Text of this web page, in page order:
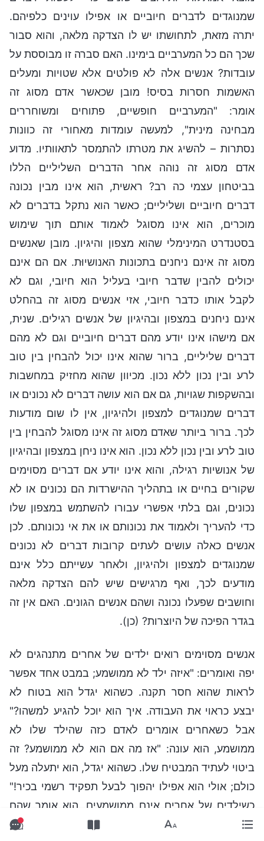
שמנוגדים לדברים חיוביים או אפילו עוינים כלפיהם.
יתרה מזאת, לתחושתו יש לו הצדקה מלאה, והוא סבור
שכך הם כל המערביים בימינו. האם סברה זו מבוססת על
עובדות? אנשים אלה לא פולטים אלא שטויות ומעלים
האשמות חסרות בסיס! מובן שכאשר אדם מסוג זה
אומר: "המערביים חופשיים, פתוחים ומשוחררים
מבחינה מינית", למעשה עומדות מאחורי זה כוונות
נסתרות – להשיג את מטרתו להתמסר לתאוותיו. מדוע
אדם מסוג זה נוהה אחר הדברים השליליים הללו
בביטחון עצמי כה רב? ראשית, הוא אינו מבין נכונה
דברים חיוביים ושליליים; כאשר הוא נתקל בדברים לא
מוכרים, הוא אינו מסוגל לאמוד אותם תוך שימוש
בסטנדרט המינימלי שהוא מצפון והיגיון. מובן שאנשים
מסוג זה אינם ניחנים בתכונות האנושיוּת. אם הם אינם
יכולים להבין שדבר חיובי בעליל הוא חיובי, וגם לא
לקבל אותו כדבר חיובי, אזי אנשים מסוג זה בהחלט
אינם ניחנים במצפון ובהיגיון של אנשים רגילים. שנית,
אם מישהו אינו יודע מהם דברים חיוביים וגם לא מהם
דברים שליליים, ברור שהוא אינו יכול להבחין בין טוב
לרע ובין נכון ללא נכון. מכיוון שהוא מחזיק במחשבות
ובהשקפות שגויות, גם אם הוא עושה דברים לא נכונים או
דברים שמנוגדים למצפון ולהיגיון, אין לו שום מודעות
לכך. ברור ביותר שאדם מסוג זה אינו מסוגל להבחין בין
טוב לרע ובין נכון ללא נכון. הוא אינו ניחן במצפון ובהיגיון
של אנושיות רגילה, והוא אינו יודע אם דברים מסוימים
שקורים בחיים או בתהליך ההישרדות הם נכונים או לא
נכונים, וגם בלתי אפשרי עבורו להשתמש במצפון שלו
כדי להעריך ולאמוד את נכונותם או את אי נכונותם. לכן
אנשים כאלה עושים לעתים קרובות דברים לא נכונים
שמנוגדים למצפון ולהיגיון, ולאחר עשייתם כלל אינם
מודעים לכך, ואף מרגישים שיש להם הצדקה מלאה
וחושבים שפעלו נכונה ושהם אנשים הגונים. האם אין זה
בגדר הפיכה של היוצרות? (כן).
אנשים מסוימים רואים ילדים של אחרים מתנהגים לא
יפה ואומרים: "איזה ילד לא ממושמע; במבט אחד אפשר
לראות שהוא חסר תקנה. כשהוא יגדל הוא בטוח לא
יבצע כראוי את העבודה. איך הוא יוכל להגיע למשהו?"
אבל כשאחרים אומרים לאדם כזה שהילד שלו לא
ממושמע, הוא עונה: "אז מה אם הוא לא ממושמע? זה
ביטוי לעתיד המבטיח שלו. כשהוא יגדל, הוא יתעלה מעל
כולם; אולי הוא אפילו יהפוך לבעל תפקיד רשמי בכיר!"
כשילדים של אחרים אינם ממושמעים, הוא אומר שהם
לא יגיעו לשום דבר כשיגדלו, אך כשהילד שלו מתנהג כך,